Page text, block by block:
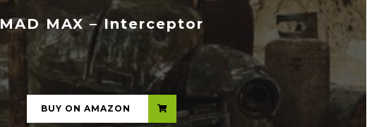
MAD MAX – Interceptor
...
BUY ON AMAZON